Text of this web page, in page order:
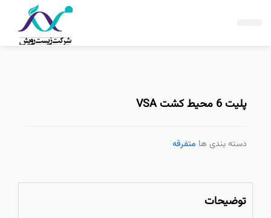
پلیت 6 محیط کشت VSA
دسته بندی ها متفرقه
توضیحات